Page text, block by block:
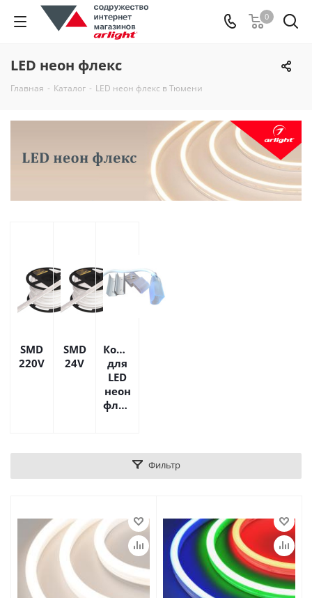
0
LED неон флекс
Главная - Каталог - LED неон флекс в Тюмени
SMD
220V
SMD
24V
Комплектующие
для
LED
неон
флекса
Фильтр